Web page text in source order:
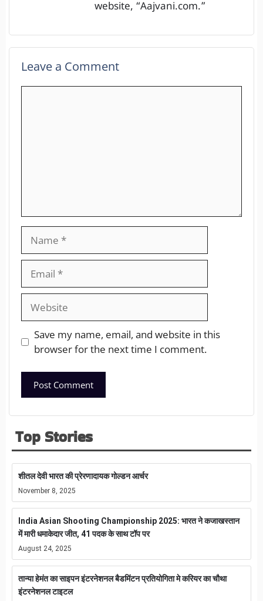
website, “Aajvani.com.”
Leave a Comment
Save my name, email, and website in this
browser for the next time I comment.
Top Stories
शीतल देवी भारत की प्रेरणादायक गोल्डन आर्चर
November 8, 2025
India Asian Shooting Championship 2025: भारत ने कजाखस्तान
में मारी धमाकेदार जीत, 41 पदक के साथ टॉप पर
August 24, 2025
तान्या हेमंत का साइपन इंटरनेशनल बैडमिंटन प्रतियोगिता मे करियर का चौथा
इंटरनेशनल टाइटल